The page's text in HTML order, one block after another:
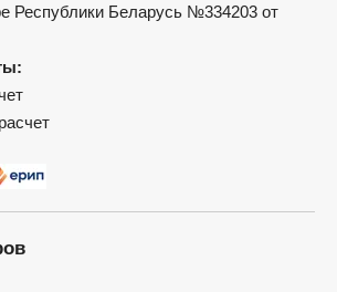
Республики Беларусь №334203 от